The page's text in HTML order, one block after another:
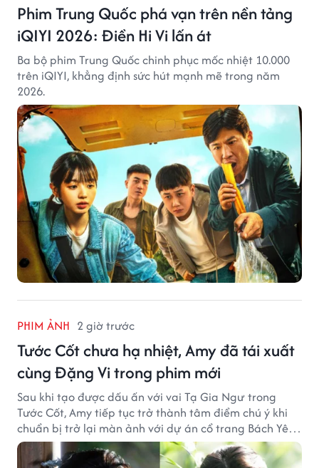
Phim Trung Quốc phá vạn trên nền tảng
iQIYI 2026: Điền Hi Vi lấn át
Ba bộ phim Trung Quốc chinh phục mốc nhiệt 10.000
trên iQIYI, khẳng định sức hút mạnh mẽ trong năm
2026.
PHIM ẢNH 2 giờ trước
Tước Cốt chưa hạ nhiệt, Amy đã tái xuất
cùng Đặng Vi trong phim mới
Sau khi tạo được dấu ấn với vai Tạ Gia Ngư trong
Tước Cốt, Amy tiếp tục trở thành tâm điểm chú ý khi
chuẩn bị trở lại màn ảnh với dự án cổ trang Bách Yêu
Phổ.